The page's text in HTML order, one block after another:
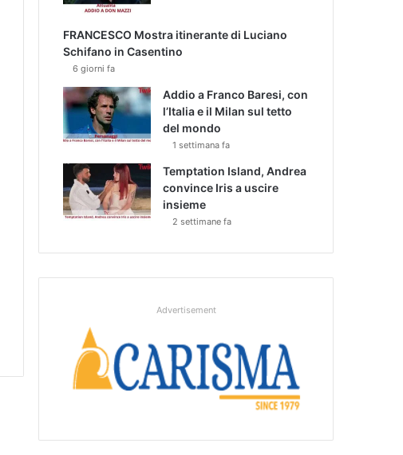
FRANCESCO Mostra itinerante di Luciano
Schifano in Casentino
6 giorni fa
Addio a Franco Baresi, con
l’Italia e il Milan sul tetto
del mondo
1 settimana fa
Temptation Island, Andrea
convince Iris a uscire
insieme
2 settimane fa
Advertisement